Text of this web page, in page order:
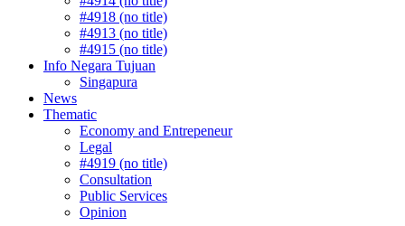
#4918 (no title)
#4913 (no title)
#4915 (no title)
Info Negara Tujuan
Singapura
News
Thematic
Economy and Entrepeneur
Legal
#4919 (no title)
Consultation
Public Services
Opinion